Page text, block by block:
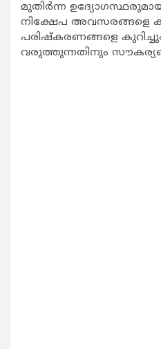
മുതിര്‍ന്ന
നിക്ഷേപ അവസരങ്ങളെ
പരിഷ്കരണങ്ങളെ
വരുത്തുന്നതിനും